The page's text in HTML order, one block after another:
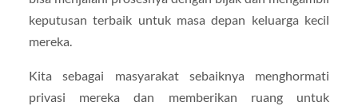
keputusan terbaik untuk masa depan keluarga kecil
mereka.
Kita sebagai masyarakat sebaiknya menghormati
privasi mereka dan memberikan ruang untuk